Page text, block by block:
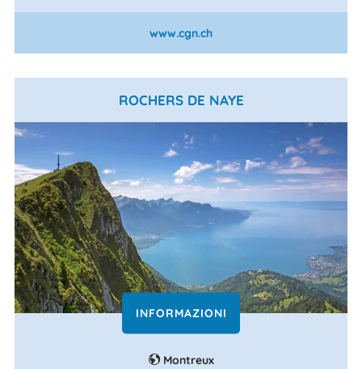
www.cgn.ch
ROCHERS DE NAYE
INFORMAZIONI
Montreux